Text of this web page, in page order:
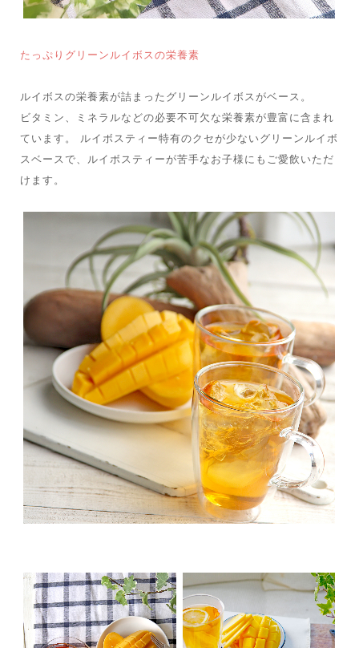
たっぷりグリーンルイボスの栄養素
ルイボスの栄養素が詰まったグリーンルイボスがベース。
ビタミン、ミネラルなどの必要不可欠な栄養素が豊富に含まれ
ています。 ルイボスティー特有のクセが少ないグリーンルイボ
スベースで、ルイボスティーが苦手なお子様にもご愛飲いただ
けます。